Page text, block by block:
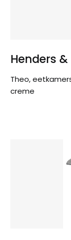
Henders &
Theo,
creme